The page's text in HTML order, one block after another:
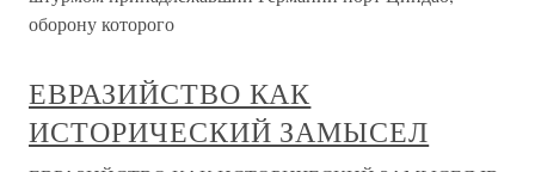
ГРАНДИОЗНЫЙ ЗАМЫСЕЛ Первая мировая война дала
возможность японцам освободить восточные моря от